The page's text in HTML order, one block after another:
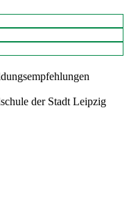
der Stadt Leipzig